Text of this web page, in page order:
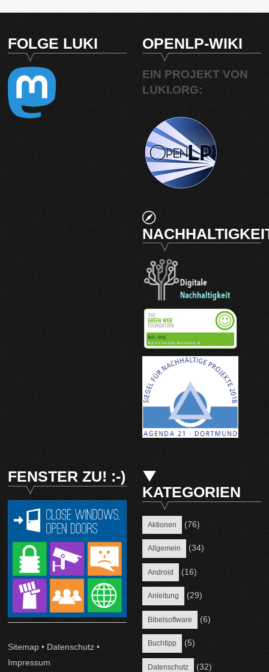
FOLGE LUKI OPENLP-WIKI
EIN PROJEKT VON
LUKI.ORG:
FENSTER ZU! :-)
Sitemap • Datenschutz •
Impressum
KATEGORIEN
Aktionen (76)
Allgemein (34)
Android (16)
Anleitung (29)
Bibelsoftware (6)
Buchtipp (5)
Datenschutz (32)